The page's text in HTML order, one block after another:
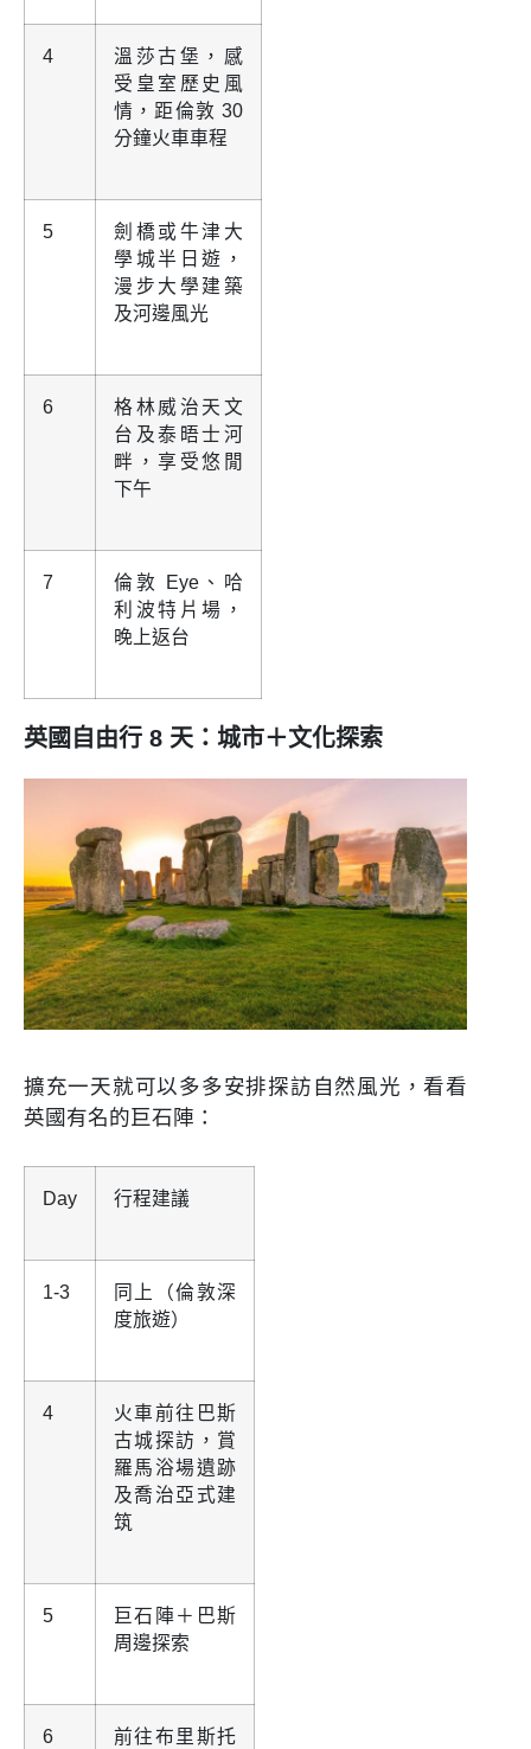
4
溫莎古堡，感
受皇室歷史風
情，距倫敦 30
分鐘火車車程
5
劍橋或牛津大
學城半日遊，
漫步大學建築
及河邊風光
6
格林威治天文
台及泰晤士河
畔，享受悠閒
下午
7
倫敦 Eye、哈
利波特片場，
晚上返台
英國自由行 8 天：城市＋文化探索
擴充一天就可以多多安排探訪自然風光，看看
英國有名的巨石陣：
Day 行程建議
1-3
同上（倫敦深
度旅遊）
4
火車前往巴斯
古城探訪，賞
羅馬浴場遺跡
及喬治亞式建
筑
5
巨石陣＋巴斯
周邊探索
6
前往布里斯托